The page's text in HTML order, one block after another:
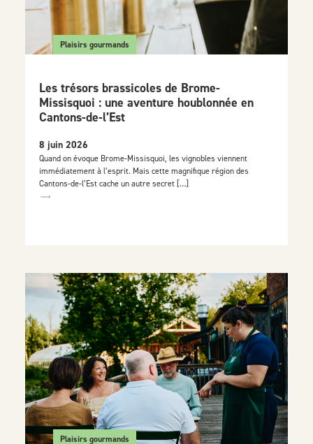
Plaisirs gourmands
Les trésors brassicoles de Brome-
Missisquoi : une aventure houblonnée en
Cantons-de-l’Est
8 juin 2026
Quand on évoque Brome-Missisquoi, les vignobles viennent
immédiatement à l’esprit. Mais cette magnifique région des
Cantons-de-l’Est cache un autre secret […]
Plaisirs gourmands